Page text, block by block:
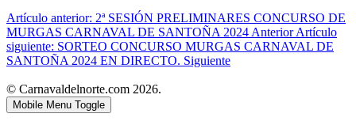
Artículo anterior: 2ª SESIÓN PRELIMINARES CONCURSO DE
MURGAS CARNAVAL DE SANTOÑA 2024AnteriorArtículo
siguiente: SORTEO CONCURSO MURGAS CARNAVAL DE
SANTOÑA 2024 EN DIRECTO. Siguiente
© Carnavaldelnorte.com 2026.
Mobile Menu Toggle